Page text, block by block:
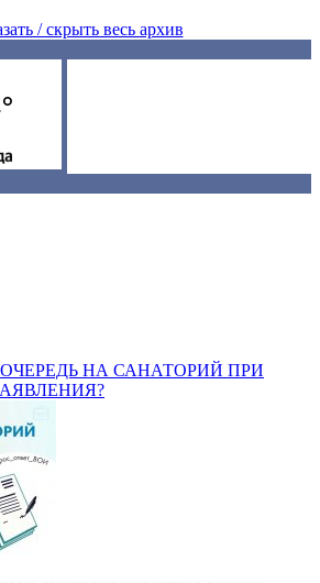
/ скрыть весь архив
НА САНАТОРИЙ ПРИ